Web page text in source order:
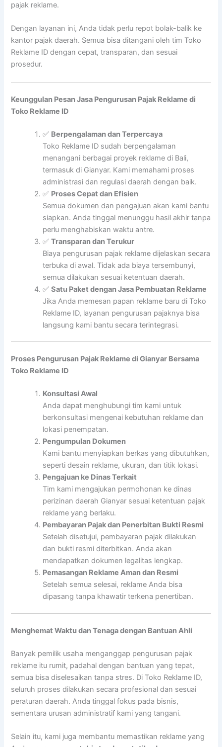
pajak reklame.
Dengan layanan ini, Anda tidak perlu repot bolak-balik ke
kantor pajak daerah. Semua bisa ditangani oleh tim Toko
Reklame ID dengan cepat, transparan, dan sesuai
prosedur.
Keunggulan Pesan Jasa Pengurusan Pajak Reklame di
Toko Reklame ID
✅ Berpengalaman dan Terpercaya
Toko Reklame ID sudah berpengalaman
menangani berbagai proyek reklame di Bali,
termasuk di Gianyar. Kami memahami proses
administrasi dan regulasi daerah dengan baik.
✅ Proses Cepat dan Efisien
Semua dokumen dan pengajuan akan kami bantu
siapkan. Anda tinggal menunggu hasil akhir tanpa
perlu menghabiskan waktu antre.
✅Transparan dan Terukur
Biaya pengurusan pajak reklame dijelaskan secara
terbuka di awal. Tidak ada biaya tersembunyi,
semua dilakukan sesuai ketentuan daerah.
✅Satu Paket dengan Jasa Pembuatan Reklame
Jika Anda memesan papan reklame baru di Toko
Reklame ID, layanan pengurusan pajaknya bisa
langsung kami bantu secara terintegrasi.
Proses Pengurusan Pajak Reklame di Gianyar Bersama
Toko Reklame ID
Konsultasi Awal
Anda dapat menghubungi tim kami untuk
berkonsultasi mengenai kebutuhan reklame dan
lokasi penempatan.
Pengumpulan Dokumen
Kami bantu menyiapkan berkas yang dibutuhkan,
seperti desain reklame, ukuran, dan titik lokasi.
Pengajuan ke Dinas Terkait
Tim kami mengajukan permohonan ke dinas
perizinan daerah Gianyar sesuai ketentuan pajak
reklame yang berlaku.
Pembayaran Pajak dan Penerbitan Bukti Resmi
Setelah disetujui, pembayaran pajak dilakukan
dan bukti resmi diterbitkan. Anda akan
mendapatkan dokumen legalitas lengkap.
Pemasangan Reklame Aman dan Resmi
Setelah semua selesai, reklame Anda bisa
dipasang tanpa khawatir terkena penertiban.
Menghemat Waktu dan Tenaga dengan Bantuan Ahli
Banyak pemilik usaha menganggap pengurusan pajak
reklame itu rumit, padahal dengan bantuan yang tepat,
semua bisa diselesaikan tanpa stres. Di Toko Reklame ID,
seluruh proses dilakukan secara profesional dan sesuai
peraturan daerah. Anda tinggal fokus pada bisnis,
sementara urusan administratif kami yang tangani.
Selain itu, kami juga membantu memastikan reklame yang